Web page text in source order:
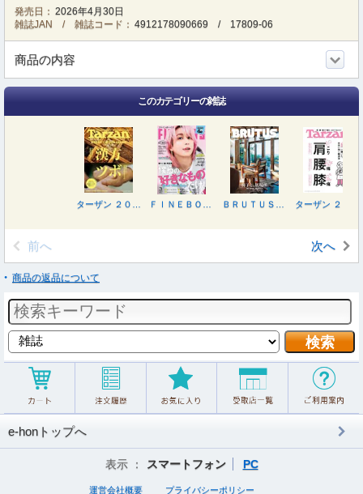
発売日： 2026年4月30日
雑誌JAN / 雑誌コード： 4912178090669 / 17809-06
商品の内容
このカテゴリーの雑誌
前へ 次へ
商品の返品について
e-honトップへ
表示 ： スマートフォン PC
運営会社概要 プライバシーポリシー